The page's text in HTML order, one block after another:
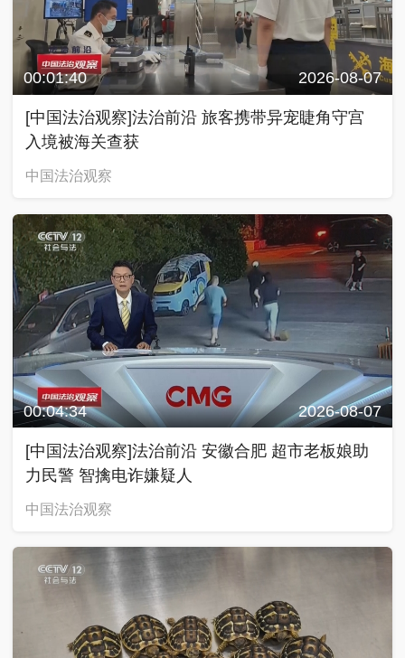
00:01:40 2026-08-07
[中国法治观察]法治前沿 旅客携带异宠睫角守宫
入境被海关查获
中国法治观察
00:04:34 2026-08-07
[中国法治观察]法治前沿 安徽合肥 超市老板娘助
力民警 智擒电诈嫌疑人
中国法治观察